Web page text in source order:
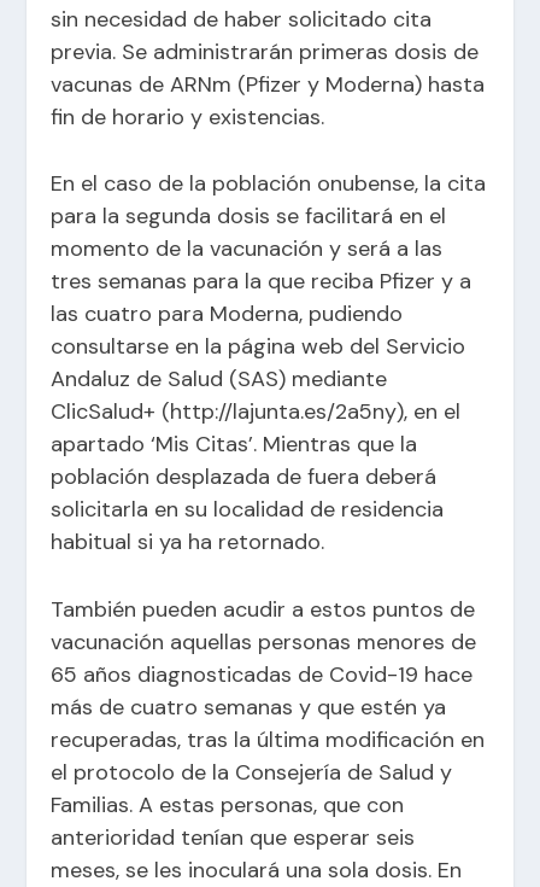
sin necesidad de haber solicitado cita
previa. Se administrarán primeras dosis de
vacunas de ARNm (Pfizer y Moderna) hasta
fin de horario y existencias.
En el caso de la población onubense, la cita
para la segunda dosis se facilitará en el
momento de la vacunación y será a las
tres semanas para la que reciba Pfizer y a
las cuatro para Moderna, pudiendo
consultarse en la página web del Servicio
Andaluz de Salud (SAS) mediante
ClicSalud+ (http://lajunta.es/2a5ny), en el
apartado ‘Mis Citas’. Mientras que la
población desplazada de fuera deberá
solicitarla en su localidad de residencia
habitual si ya ha retornado.
También pueden acudir a estos puntos de
vacunación aquellas personas menores de
65 años diagnosticadas de Covid-19 hace
más de cuatro semanas y que estén ya
recuperadas, tras la última modificación en
el protocolo de la Consejería de Salud y
Familias. A estas personas, que con
anterioridad tenían que esperar seis
meses, se les inoculará una sola dosis. En